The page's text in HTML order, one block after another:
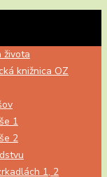
života
knižnica OZ
1
2
1, 2